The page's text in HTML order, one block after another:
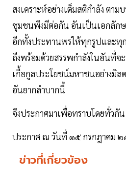
สงเคราะห์อย่างเต็มสติกำลัง ตา
ชุมชนพึงมีต่อกัน อันเป็นเอกลัก
อีกทั้งประทานพรให้ทุกรูปและทุ
ถึงพร้อมด้วยสรรพกำลังในอันที่
เกื้อกูลประโยชน์มหาชนอย่างมิ
อันยากลำบากนี้
จึงประกาศมาเพื่อทราบโดยทั่วกัน
ประกาศ ณ วันที่ ๑๕ กรกฎาคม
ข่าวที่เกี่ยวข้อง